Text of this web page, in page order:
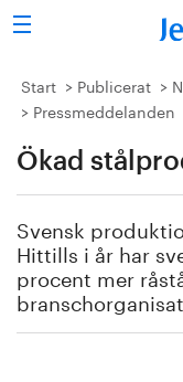
Sök
Stålindustrin
Vision 2050
Forskning/
Energi/miljö
Vi tycker
Start Publicerat
Pressmeddelanden
Ökad
Svensk
Hittills i år har
procent mer